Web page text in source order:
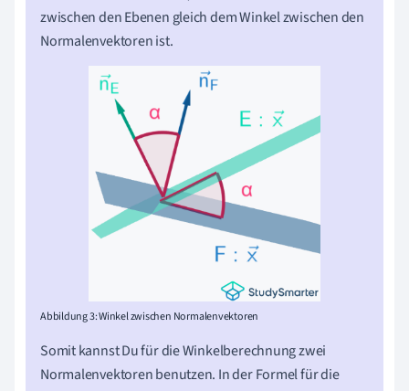
zwischen den Ebenen gleich demWinkelzwischen den
Normalenvektoren ist.
Abbildung 3: Winkel zwischen Normalenvektoren
Somit kannst Du für die Winkelberechnung zwei
Normalenvektoren benutzen. In der Formel für die